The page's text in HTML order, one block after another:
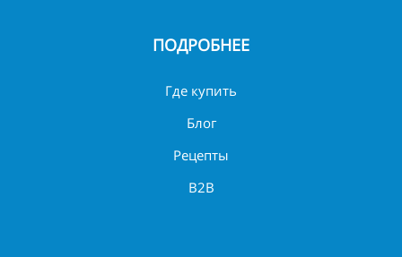
ПОДРОБНЕЕ
Где купить
Блог
Рецепты
B2B